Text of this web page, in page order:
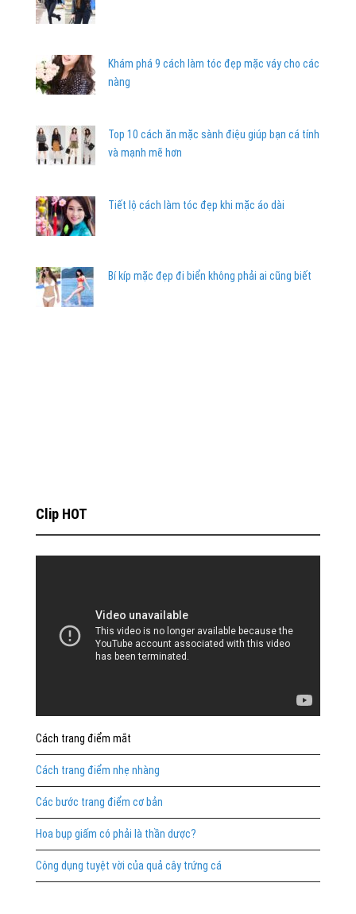
Khám phá 9 cách làm tóc đẹp mặc váy cho các
nàng
Top 10 cách ăn mặc sành điệu giúp bạn cá tính
và mạnh mẽ hơn
Tiết lộ cách làm tóc đẹp khi mặc áo dài
Bí kíp mặc đẹp đi biển không phải ai cũng biết
Clip HOT
Cách trang điểm mắt
Cách trang điểm nhẹ nhàng
Các bước trang điểm cơ bản
Hoa bụp giấm có phải là thần dược?
Công dụng tuyệt vời của quả cây trứng cá